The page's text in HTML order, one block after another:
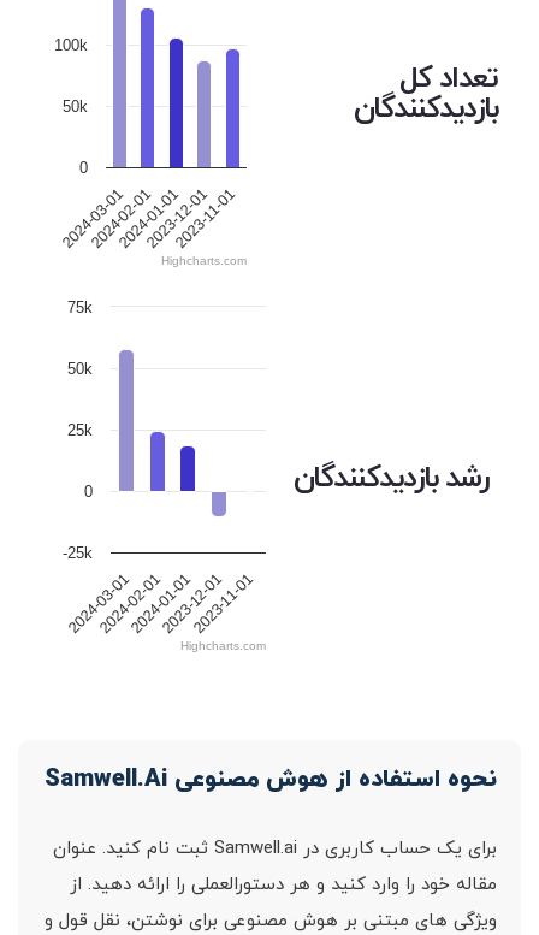
تعداد کل
بازدیدکنندگان
2024-03-01
2024-02-01
2024-01-01
2023-12-01
2023-11-01
0
50k
100k
Highcharts.com
رشد بازدیدکنندگان
2024-03-01
2024-02-01
2024-01-01
2023-12-01
2023-11-01
0
-25k
25k
50k
75k
Highcharts.com
نحوه استفاده از هوش مصنوعی Samwell.Ai
برای یک حساب کاربری در Samwell.ai ثبت نام کنید. عنوان
مقاله خود را وارد کنید و هر دستورالعملی را ارائه دهید. از
ویژگی های مبتنی بر هوش مصنوعی برای نوشتن، نقل قول و